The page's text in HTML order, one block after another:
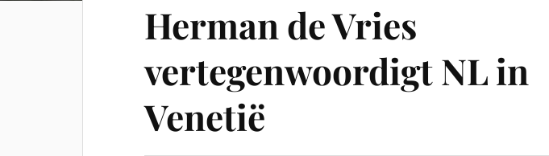
Herman de Vries
vertegenwoordigt NL in
Venetië